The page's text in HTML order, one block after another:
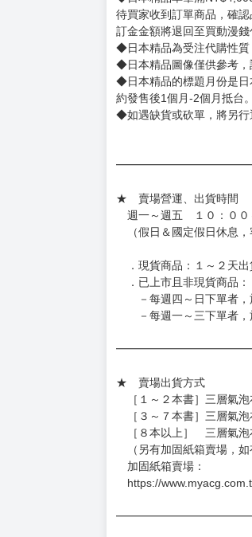
◆商品如有缺件、瑕疵，請
◆書籍拆封無法更換及退貨(
書籍有問題請不要拆封，
◆逾期未取且訂單取消後三
◆書籍贈品&上市日、依出
有時會上市前更改贈品內容
◆網路購物取貨後開箱時建
訂金金額將退回至買動漫錢
◆日本精品為受注代購性
◆日本精品圖像僅供參考
約發售後1個月-2個月抵台
◆如遇缺貨或砍單，將另
週一～週五 １０：００
（假日＆國定假日休息，
．現貨商品：１～２天出
．已上市且非現貨商品：
－每週四～日下單者，
－每週一～三下單者，